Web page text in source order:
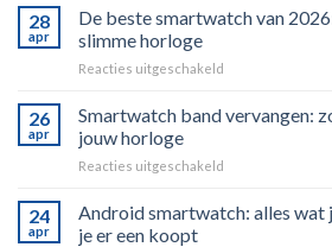
een
smartwatch
volledig
vervangen?
28
apr
De beste smartwatch van
slimme horloge
Reacties uitgeschakeld
smartwatch
kies
26
apr
Smartwatch band vervangen:
jouw horloge
Reacties uitgeschakeld
band
vervangen:
24
apr
Android smartwatch: alles
je er een koopt